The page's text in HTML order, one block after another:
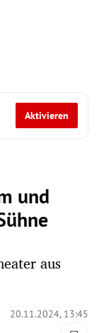
Aktivieren
und
aus
20.11.2024, 13:45